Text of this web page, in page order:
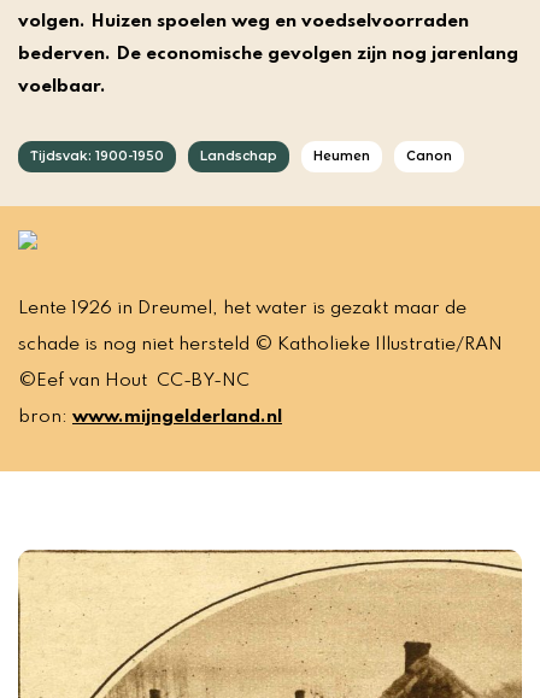
volgen. Huizen spoelen weg en voedselvoorraden
bederven. De economische gevolgen zijn nog jarenlang
voelbaar.
Tijdsvak: 1900-1950 Landschap Heumen Canon
Lente 1926 in Dreumel, het water is gezakt maar de
schade is nog niet hersteld © Katholieke Illustratie/RAN
©Eef van Hout CC-BY-NC
bron: www.mijngelderland.nl